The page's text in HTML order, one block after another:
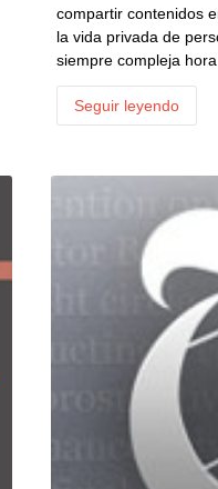
compartir contenidos
la vida privada de
siempre compleja
Seguir leyendo